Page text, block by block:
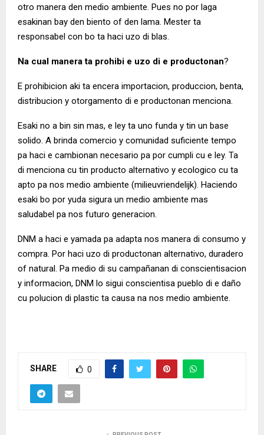
otro manera den medio ambiente. Pues no por laga
esakinan bay den biento of den lama. Mester ta
responsabel con bo ta haci uzo di blas.
Na cual manera ta prohibi e uzo di e productonan?
E prohibicion aki ta encera importacion, produccion, benta,
distribucion y otorgamento di e productonan menciona.
Esaki no a bin sin mas, e ley ta uno funda y tin un base
solido. A brinda comercio y comunidad suficiente tempo
pa haci e cambionan necesario pa por cumpli cu e ley. Ta
di menciona cu tin producto alternativo y ecologico cu ta
apto pa nos medio ambiente (milieuvriendelijk). Haciendo
esaki bo por yuda sigura un medio ambiente mas
saludabel pa nos futuro generacion.
DNM a haci e yamada pa adapta nos manera di consumo y
compra. Por haci uzo di productonan alternativo, duradero
of natural. Pa medio di su campañanan di conscientisacion
y informacion, DNM lo sigui conscientisa pueblo di e daño
cu polucion di plastic ta causa na nos medio ambiente.
SHARE 0